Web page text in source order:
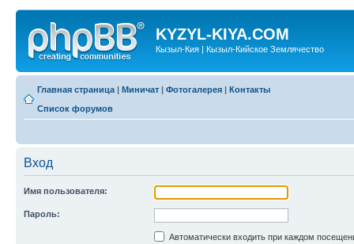
KYZYL-KIYA.COM
Кызыл-Кия | Кызыл-Кийское Землячество
Главная страница | Миничат | Фотогалерея | Контакты
Список форумов
Вход
Имя пользователя:
Пароль:
Автоматически входить при каждом